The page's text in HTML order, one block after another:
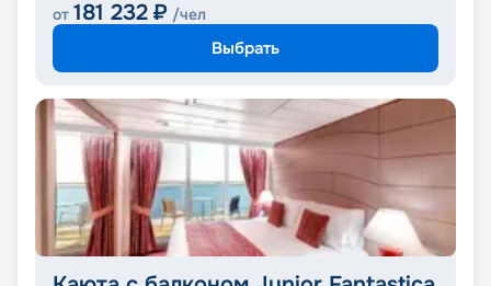
от 181 232 ₽ /чел
Выбрать